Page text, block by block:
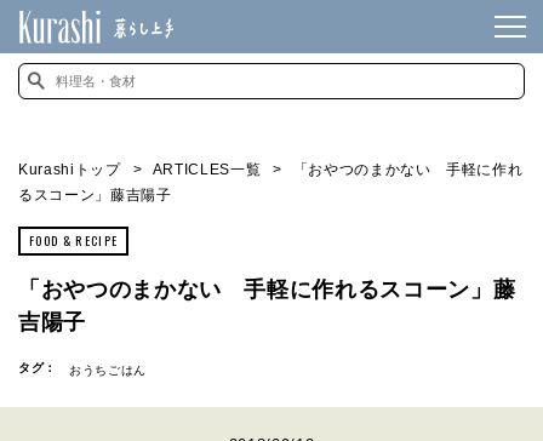
Kurashiトップ ARTICLES一覧
「おやつのまかない 手軽に作れ
るスコーン」藤吉陽子
FOOD & RECIPE
「おやつのまかない 手軽に作れるスコーン」藤
吉陽子
タグ： おうちごはん